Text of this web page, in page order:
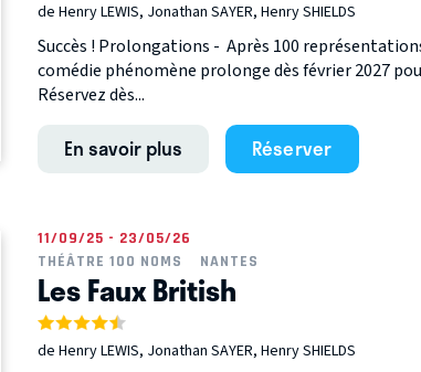
de Henry LEWIS, Jonathan SAYER, Henry SHIELDS
Succès ! Prolongations - Après 100
comédie phénomène prolonge dès février 2027
Réservez dès...
En savoir plus Réserver
11/09/25 - 23/05/26
THÉÂTRE 100 NOMS
NANTES
Les Faux British
de Henry LEWIS, Jonathan SAYER, Henry SHIELDS